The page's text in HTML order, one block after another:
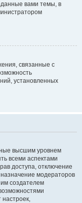
вами темы, в
связанные с
установленных
высшим уровнем
всеми аспектами
доступа, отключение
модераторов
создателем
настроек,